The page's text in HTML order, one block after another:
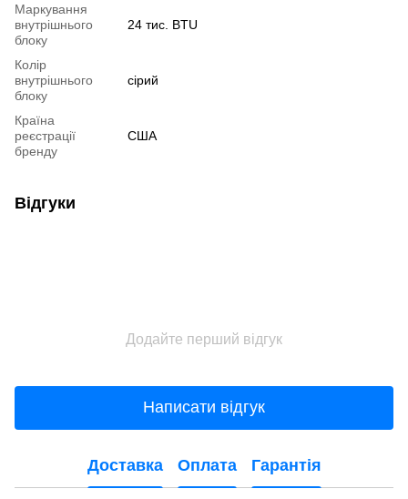
Маркування
внутрішнього
блоку
24 тис. BTU
Колір
внутрішнього
блоку
сірий
Країна
реєстрації
бренду
США
Відгуки
Додайте перший відгук
Написати відгук
Доставка Оплата Гарантія